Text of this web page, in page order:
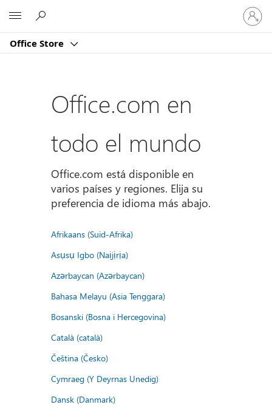
Office Store
Iniciar
sesión
en
cuenta
Office.com en
todo el mundo
Office.com está disponible en
varios países y regiones. Elija su
preferencia de idioma más abajo.
Afrikaans (Suid-Afrika)
Asụsụ Igbo (Naịjịrịa)
Azərbaycan (Azərbaycan)
Bahasa Melayu (Asia Tenggara)
Bosanski (Bosna i Hercegovina)
Català (català)
Čeština (Česko)
Cymraeg (Y Deyrnas Unedig)
Dansk (Danmark)